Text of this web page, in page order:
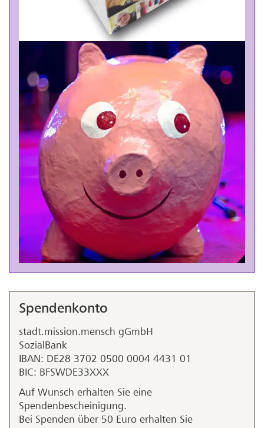
Spendenkonto
stadt.mission.mensch gGmbH
SozialBank
IBAN: DE28 3702 0500 0004 4431 01
BIC: BFSWDE33XXX
Auf Wunsch erhalten Sie eine
Spendenbescheinigung.
Bei Spenden über 50 Euro erhalten Sie